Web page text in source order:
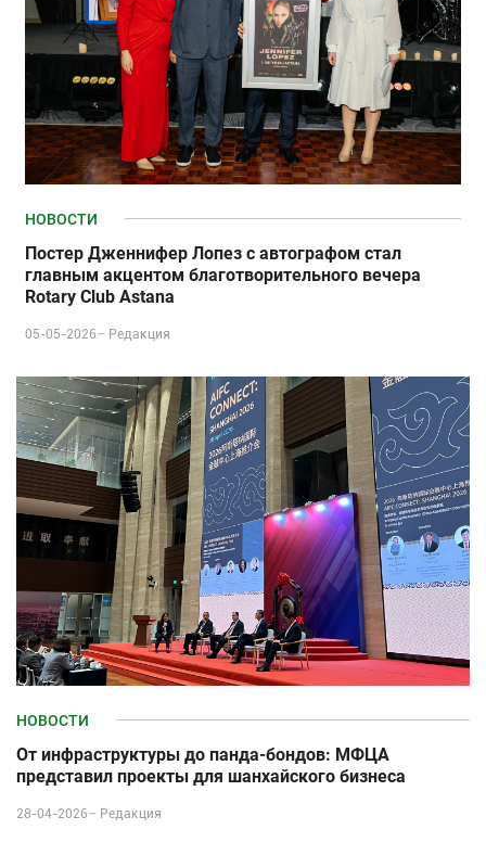
НОВОСТИ
Постер Дженнифер Лопез с автографом стал
главным акцентом благотворительного вечера
Rotary Club Astana
05-05-2026– Редакция
НОВОСТИ
От инфраструктуры до панда-бондов: МФЦА
представил проекты для шанхайского бизнеса
28-04-2026– Редакция